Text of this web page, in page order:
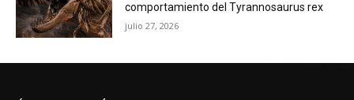
comportamiento del Tyrannosaurus rex
julio 27, 2026